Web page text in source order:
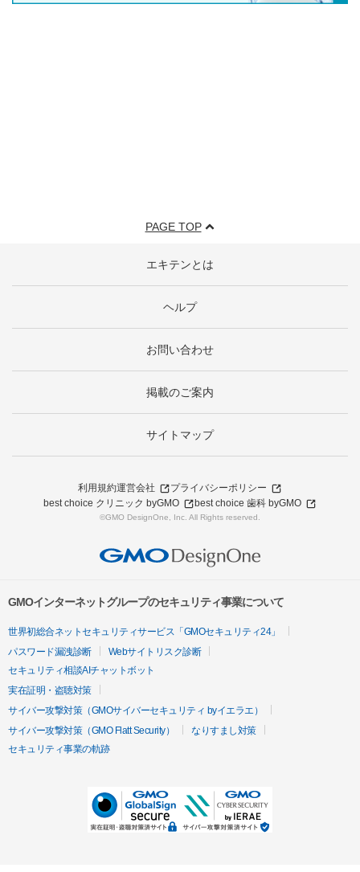
PAGE TOP
エキテンとは
ヘルプ
お問い合わせ
掲載のご案内
サイトマップ
利用規約運営会社
プライバシーポリシー
best choice クリニック byGMO
best choice 歯科 byGMO
©GMO DesignOne, Inc. All Rights reserved.
GMOインターネットグループのセキュリティ事業について
世界初総合ネットセキュリティサービス「GMOセキュリティ24」
パスワード漏洩診断
Webサイトリスク診断
セキュリティ相談AIチャットボット
実在証明・盗聴対策
サイバー攻撃対策（GMOサイバーセキュリティ byイエラエ）
サイバー攻撃対策（GMO Flatt Security）
なりすまし対策
セキュリティ事業の軌跡